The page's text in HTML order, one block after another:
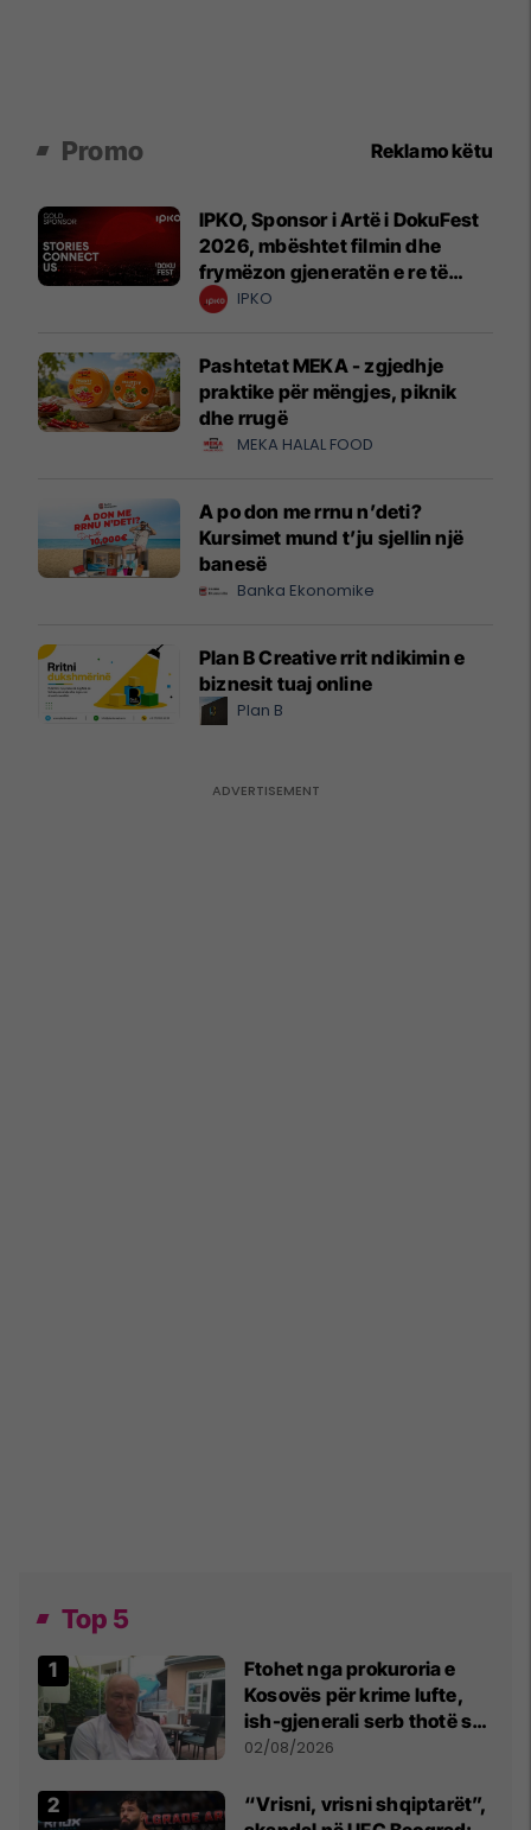
Promo Reklamo këtu
IPKO, Sponsor i Artë i DokuFest
2026, mbështet filmin dhe
frymëzon gjeneratën e re të
krijuesve
IPKO
Pashtetat MEKA - zgjedhje
praktike për mëngjes, piknik
dhe rrugë
MEKA HALAL FOOD
A po don me rrnu n’deti?
Kursimet mund t’ju sjellin një
banesë
Banka Ekonomike
Plan B Creative rrit ndikimin e
biznesit tuaj online
Plan B
Top 5
Ftohet nga prokuroria e
Kosovës për krime lufte,
ish-gjenerali serb thotë se
dikush e tradhtoi në
02/08/2026
“Vrisni, vrisni shqiptarët”,